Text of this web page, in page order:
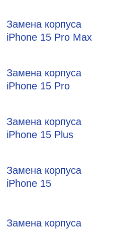
Замена корпуса
iPhone 15 Pro Max
Замена корпуса
iPhone 15 Pro
Замена корпуса
iPhone 15 Plus
Замена корпуса
iPhone 15
Замена корпуса